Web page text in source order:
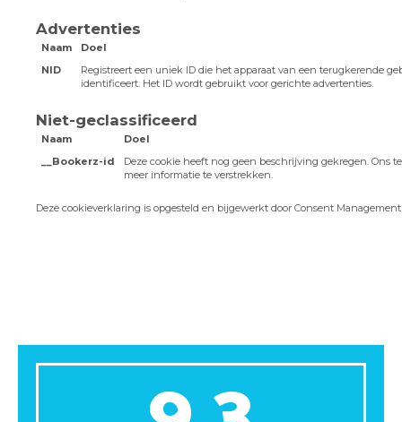
Advertenties
Naam
Doel
NID
Registreert een uniek ID die het apparaat van een terugkerende
identificeert. Het ID wordt gebruikt voor gerichte advertenties.
Niet-geclassificeerd
Naam
Doel
__Bookerz-id
Deze cookie heeft nog geen beschrijving gekregen. Ons
meer informatie te verstrekken.
Deze cookieverklaring is opgesteld en bijgewerkt door Consent